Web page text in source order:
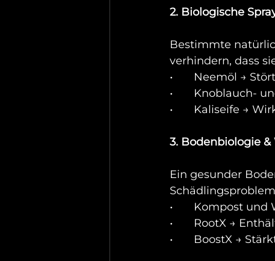
2. Biologische
Bestimmte
verhindern, dass
•	Neemöl →
•	Knoblauch-
•	Kaliseife →
3. Bodenbiologie
Ein gesunder
•	Kompost
•	RootX →
•	BoostX →